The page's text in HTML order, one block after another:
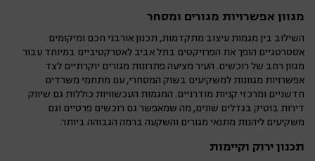
מגוון אפשרויות מגורים ומסחר
השילוב בין מגמות עיצוב מתקדמות, תכנון אורבני חכם ומיקומים
אסטרטגיים הופך את הפרויקטים בתל אביב לאטרקטיביים במיוחד עבור
מגוון רחב של רוכשים. העיר מציעה פתרונות מגורים יוקרתיים לצד
אפשרויות מגוונות למשקיעים בשוק המסחרי, עם מתחמי משרדים
חדשניים ומרכזי קניות מודרניים. המגמות העכשוויות כוללות גם שיווק
דירות בוטיק בגדלים שונים, מה שמאפשר גם רוכשים פרטיים וגם
משקיעים ליהנות מתנאי מגורים והשקעה ברמה הגבוהה ביותר.
תכנון ירוק וקיימות